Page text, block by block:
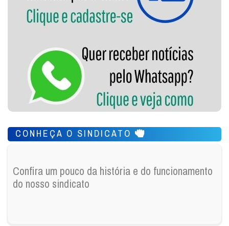
CONHEÇA O SINDICATO
Confira um pouco da história e do funcionamento
do nosso sindicato